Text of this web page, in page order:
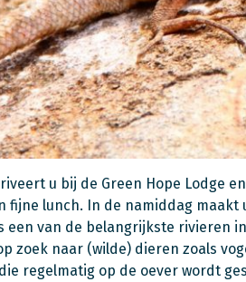
u bij de Green Hope Lodge
fijne lunch. In de namiddag
een van de belangrijkste rivieren
zoek naar (wilde) dieren zoals
regelmatig op de oever wordt